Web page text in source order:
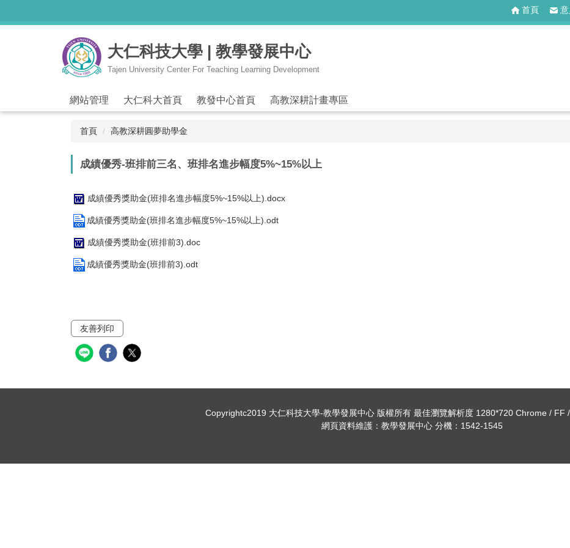
大仁科技大學 | 教學發展中心
Tajen University Center For Teaching Learning Development
首頁
網站管理 大仁科大首頁 教發中心首頁 高教深耕計畫專區
首頁 高教深耕圓夢助學金
成績優秀-班排前三名、班排名進步幅度5%~15%以上
成績優秀獎助金(班排名進步幅度5%~15%以上).docx
成績優秀獎助金(班排名進步幅度5%~15%以上).odt
成績優秀獎助金(班排前3).doc
成績優秀獎助金(班排前3).odt
友善列印
Copyrightc2019 大仁科技大學-教學發展中心 版權所有 最佳瀏覽解析度 1280*720 Chrome / FF
網頁資料維護：教學發展中心 分機：1542-1545